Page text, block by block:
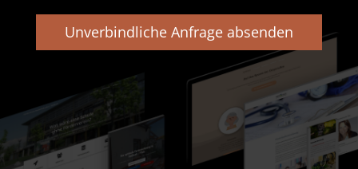
Unverbindliche Anfrage absenden